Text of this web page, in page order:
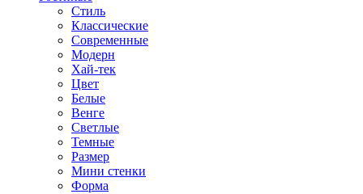
Стиль
Классические
Современные
Модерн
Хай-тек
Цвет
Белые
Венге
Светлые
Темные
Размер
Мини стенки
Форма